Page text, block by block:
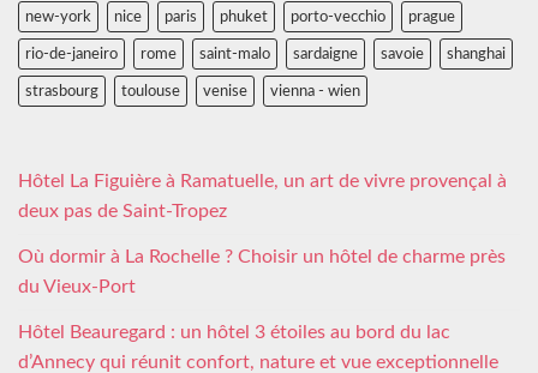
new-york nice paris phuket porto-vecchio prague
rio-de-janeiro rome saint-malo sardaigne savoie shanghai
strasbourg toulouse venise vienna - wien
Hôtel La Figuière à Ramatuelle, un art de vivre provençal à
deux pas de Saint-Tropez
Où dormir à La Rochelle ? Choisir un hôtel de charme près
du Vieux-Port
Hôtel Beauregard : un hôtel 3 étoiles au bord du lac
d’Annecy qui réunit confort, nature et vue exceptionnelle